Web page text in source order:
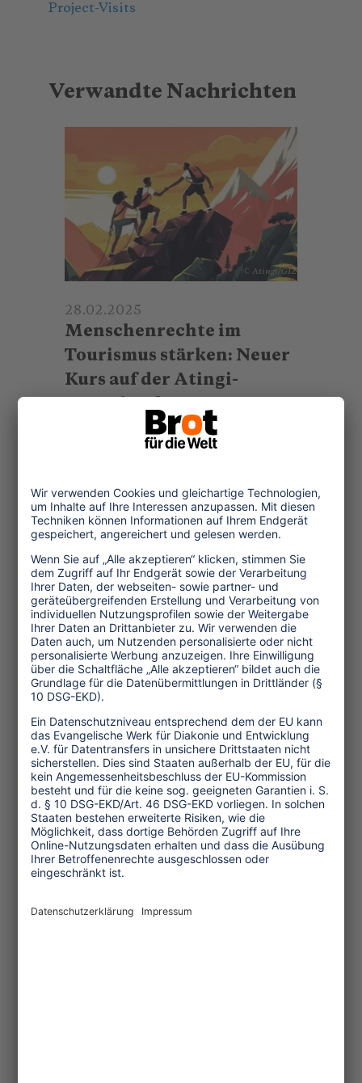
Project-Visits
Verwandte Nachrichten
© Atingi/GIZ
28.02.2025
Menschenrechte im
Tourismus stärken: Neuer
Kurs auf der Atingi-
Der Kurs „Menschenrechte im
Tourismus'' unterstützt
Menschenrechte und nachhaltige
Praktiken im Tourismussektor zu
integrieren.
...mehr
Themen
Tourismuspolitik
Kultur und Religion
Umwelt und Klima